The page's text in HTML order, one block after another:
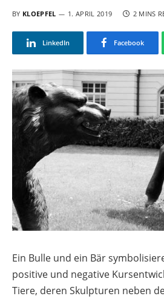
BY KLOEPFEL 1. APRIL 2019 2 MINS
LinkedIn Facebook
Ein Bulle und ein Bär
positive und negative
Tiere, deren Skulpturen neben